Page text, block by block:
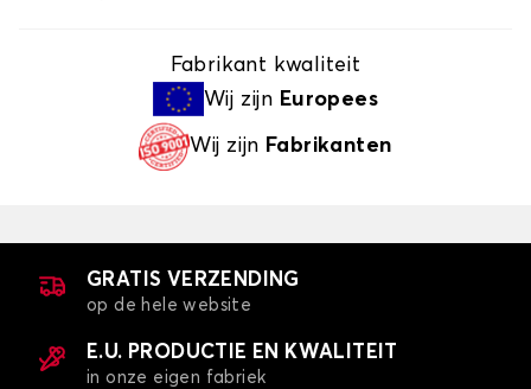
Fabrikant kwaliteit
Wij zijn Europees
Wij zijn Fabrikanten
GRATIS VERZENDING
op de hele website
E.U. PRODUCTIE EN KWALITEIT
in onze eigen fabriek